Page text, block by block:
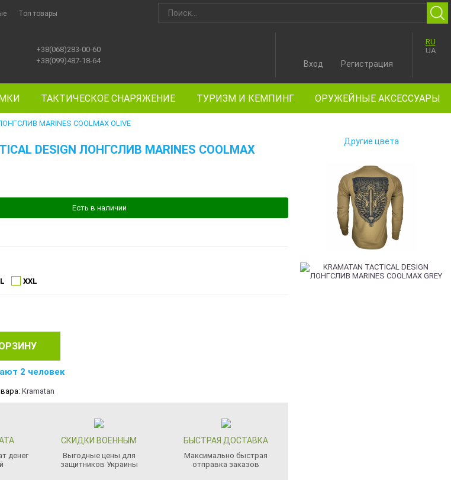
Топ товары
+38(068)283-00-60
+38(099)487-18-64
RU
UA
Вход Регистрация
ТАКТИЧЕСКОЕ СНАРЯЖЕНИЕ ТУРИЗМ И КЕМПИНГ ОРУЖЕЙНЫЕ АКСЕССУАРЫ
MARINES COOLMAX OLIVE
DESIGN ЛОНГСЛИВ MARINES COOLMAX
Есть в наличии
XXL
2 человек
Kramatan
денег
СКИДКИ ВОЕННЫМ
Выгодные цены для
защитников Украины
БЫСТРАЯ ДОСТАВКА
Максимально быстрая
отправка заказов
Другие цвета